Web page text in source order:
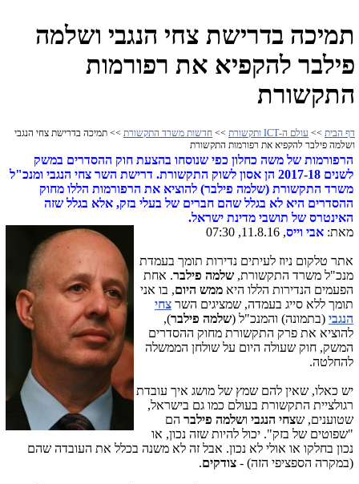
תמיכה בדרישת צחי הנגבי ושלמה
פילבר להקפיא את רפורמות
התקשורת
דף הבית >> עולם ה-ICT ותקשורת >> חדשות משרד התקשורת >> תמיכה בדרישת צחי הנגבי
ושלמה פילבר להקפיא את רפורמות התקשורת
הרפורמות של משה כחלון כפי שנוסחו בהצעת חוק ההסדרים במשק
לשנים 2017-18 הן אסון לשוק התקשורת. דרישת השר צחי הנגבי ומנכ"ל
משרד התקשורת (שלמה פילבר) להוציא את הרפורמות הללו מחוק
ההסדרים היא לא בגלל שהם חברים של בעלי בזק, אלא בגלל שזה
האינטרס של תושבי מדינת ישראל.
מאת: אבי וייס, 11.8.16, 07:30
אתר טלקום ניוז לעיתים נדירות תומך בעמדת
מנכ"ל משרד התקשורת, שלמה פילבר. אחת
הפעמים הנדירות הללו היא ממש היום, בו אני
תומך ללא סייג בעמדה, שמציגים השר צחי
הנגבי (בתמונה) והמנכ"ל (שלמה פילבר),
להוציא את פרק התקשורת מחוק ההסדרים
המשק, חוק שעולה היום על שולחן הממשלה
להחלטה.
יש כאלו, שאין להם שמץ של מושג איך עובדת
רגולציית התקשורת בעולם כמו גם בישראל,
שטוענים, שצחי הנגבי ושלמה פילבר הם
"שפוטים של בזק". יכול להיות שזה נכון, או
נכון בחלקו או אולי לא נכון. אבל זה לא משנה בכלל את העובדה שהם
(במקרה הספציפי הזה) - צודקים.